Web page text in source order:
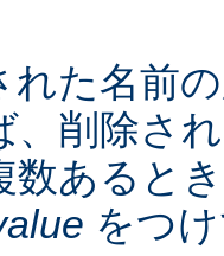
れた名前
、削除さ
数あると
をつ